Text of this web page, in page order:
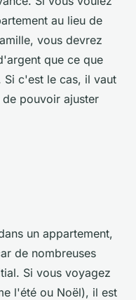
au lieu de
vous devrez
que ce que
Si c'est le cas, il vaut
pouvoir ajuster
un appartement,
de nombreuses
Si vous voyagez
l'été ou Noël), il est